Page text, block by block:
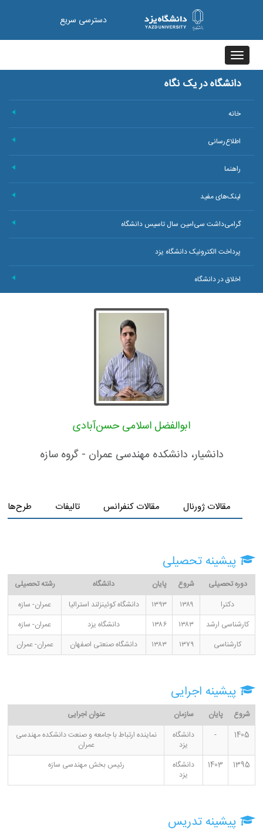
دسترسی سریع
Toggle
navigation
دانشگاه در یک نگاه
خانه
اطلاع‌رسانی
راهنما
لینک‌های مفید
گرامی‌داشت سی‌امین سال تاسیس دانشگاه
پرداخت الکترونیک دانشگاه یزد
اخلاق در دانشگاه
ابوالفضل اسلامی حسن‌آبادی
دانشیار، دانشکده مهندسی عمران - گروه سازه
مقالات ژورنال مقالات کنفرانس تالیفات
پیشینه تحصیلی
دوره تحصیلی شروع پایان دانشگاه
رشته تحصیلی
دکترا
۱۳۸۹ ۱۳۹۳ دانشگاه کوئینزلند استرالیا
عمران- سازه
کارشناسی ارشد
۱۳۸۳ ۱۳۸۶ دانشگاه یزد
عمران- سازه
کارشناسی
۱۳۷۹ ۱۳۸۳ دانشگاه صنعتی اصفهان عمران- عمران
پیشینه اجرایی
شروع پایان سازمان
عنوان اجرایی
1405
-
دانشگاه
یزد
نماینده ارتباط با جامعه و صنعت دانشکده مهندسی
عمران
1395
1403
دانشگاه
یزد
رئیس بخش مهندسی سازه
پیشینه تدریس